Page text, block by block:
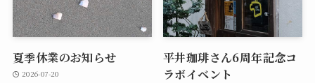
夏季休業のお知らせ
2026-07-20
平井珈琲さん6周年記念コ
ラボイベント